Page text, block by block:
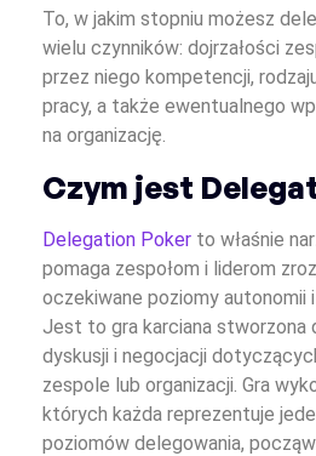
To, w jakim stopniu możesz
wielu czynników: dojrzałości
przez niego kompetencji,
pracy, a także ewentualnego
na organizację.
Czym jest
Delegation Poker to właśnie
pomaga zespołom i liderom
oczekiwane poziomy autonomii
Jest to gra karciana stworzona
dyskusji i negocjacji
zespole lub organizacji. Gra
których każda reprezentuje
poziomów delegowania,